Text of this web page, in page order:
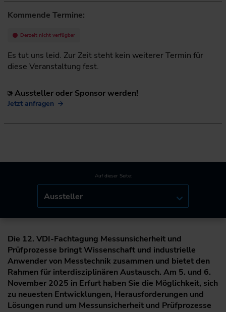
Kommende Termine:
Derzeit nicht verfügbar
Es tut uns leid. Zur Zeit steht kein weiterer Termin für
diese Veranstaltung fest.
Aussteller oder Sponsor werden!
Jetzt anfragen
Auf dieser Seite:
Aussteller
Die 12. VDI-Fachtagung Messunsicherheit und
Prüfprozesse bringt Wissenschaft und industrielle
Anwender von Messtechnik zusammen und bietet den
Rahmen für interdisziplinären Austausch. Am 5. und 6.
November 2025 in Erfurt haben Sie die Möglichkeit, sich
zu neuesten Entwicklungen, Herausforderungen und
Lösungen rund um Messunsicherheit und Prüfprozesse